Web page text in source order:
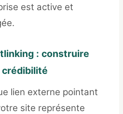
est active et
: construire
lien externe pointant
site représente